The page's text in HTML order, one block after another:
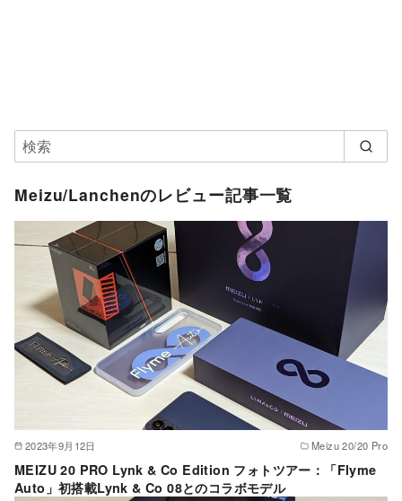
Meizu/Lanchenのレビュー記事一覧
2023年9月12日 Meizu 20/20 Pro
MEIZU 20 PRO Lynk & Co Edition フォトツアー：「Flyme
Auto」初搭載Lynk & Co 08とのコラボモデル